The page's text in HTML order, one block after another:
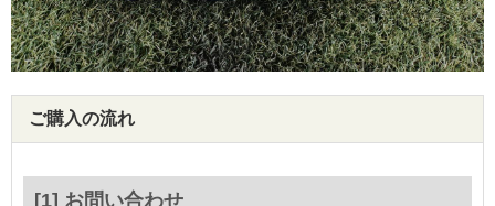
ご購入の流れ
[1] お問い合わせ